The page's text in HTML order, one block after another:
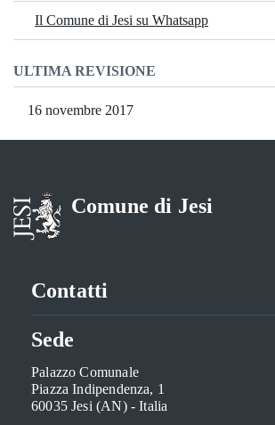
Il Comune di Jesi su Whatsapp
ULTIMA REVISIONE
16 novembre 2017
Comune di Jesi
Contatti
Sede
Palazzo Comunale
Piazza Indipendenza, 1
60035 Jesi (AN) - Italia